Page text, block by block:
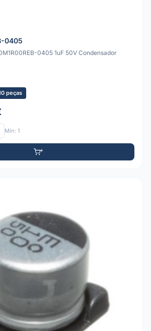
0405
0405 1uF 50V Condensador
peças
Mín: 1